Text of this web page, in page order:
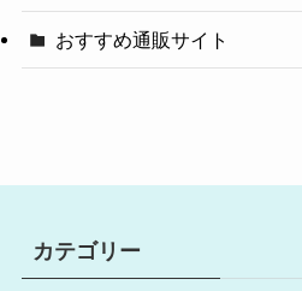
おすすめ通販サイト
カテゴリー